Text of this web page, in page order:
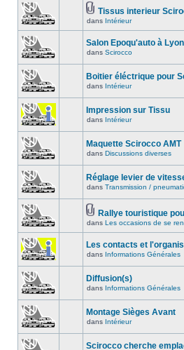
Tissus interieur
dans Intérieur
Salon Epoqu'auto à
dans Scirocco
Boitier éléctrique pour
dans Intérieur
Impression sur Tissu
dans Intérieur
Maquette Scirocco AMT
dans Discussions diverses
Réglage levier de
dans Transmission /
Rallye touristique
dans Les occasions de se
Les contacts et
dans Informations Générales
Diffusion(s)
dans Informations Générales
Montage Sièges Avant
dans Intérieur
Scirocco cherche